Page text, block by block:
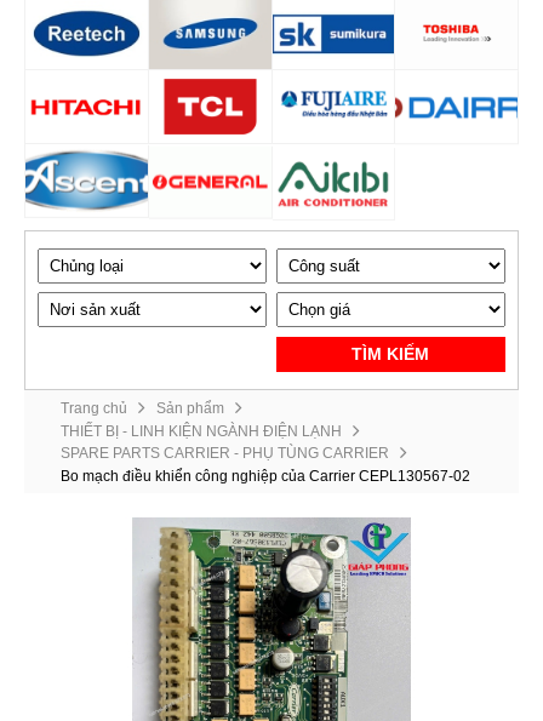
TÌM KIẾM
Trang chủ
Sản phẩm
THIẾT BỊ - LINH KIỆN NGÀNH ĐIỆN LẠNH
SPARE PARTS CARRIER - PHỤ TÙNG CARRIER
Bo mạch điều khiển công nghiệp của Carrier CEPL130567-02